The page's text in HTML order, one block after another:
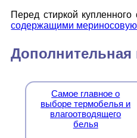
Перед стиркой
содержащими
Самое главное о
выборе термобелья и
влагоотводящего
белья